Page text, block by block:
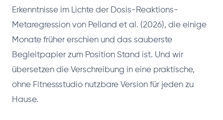
Erkenntnisse im Lichte der Dosis-Reaktions-
Metaregression von Pelland et al. (2026), die einige
Monate früher erschien und das sauberste
Begleitpapier zum Position Stand ist. Und wir
übersetzen die Verschreibung in eine praktische,
ohne Fitnessstudio nutzbare Version für jeden zu
Hause.